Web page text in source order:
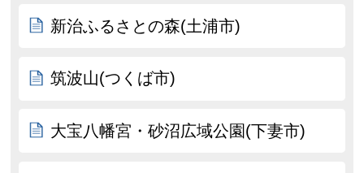
新治ふるさとの森(土浦市)
筑波山(つくば市)
大宝八幡宮・砂沼広域公園(下妻市)